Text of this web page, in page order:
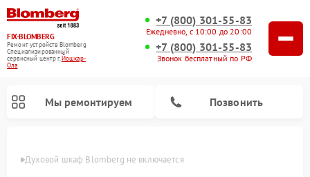
FIX-BLOMBERG
Ремонт устройств Blomberg
Специализированный
cервисный центр г.Йошкар-
Ола
+7 (800) 301-55-83
Ежедневно, с 10:00 до 20:00
+7 (800) 301-55-83
Звонок бесплатный по РФ
Мы ремонтируем Позвонить
Духовой шкаф Blomberg не включается